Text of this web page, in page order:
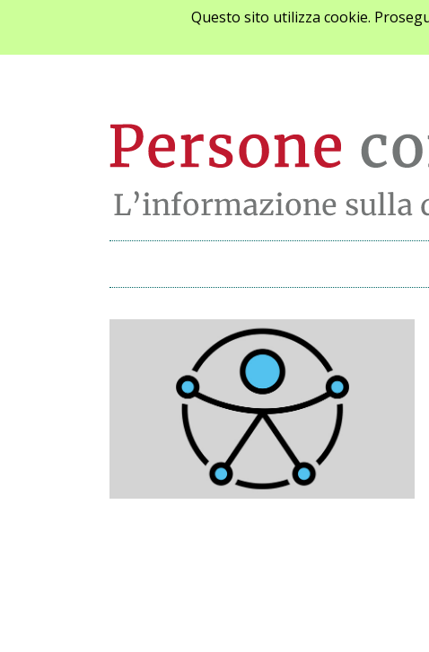
Questo sito utilizza cookie.
Archivio notizie